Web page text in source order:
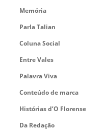
Memória
Parla Talian
Coluna Social
Entre Vales
Palavra Viva
Conteúdo de marca
Histórias d’O Florense
Da Redação